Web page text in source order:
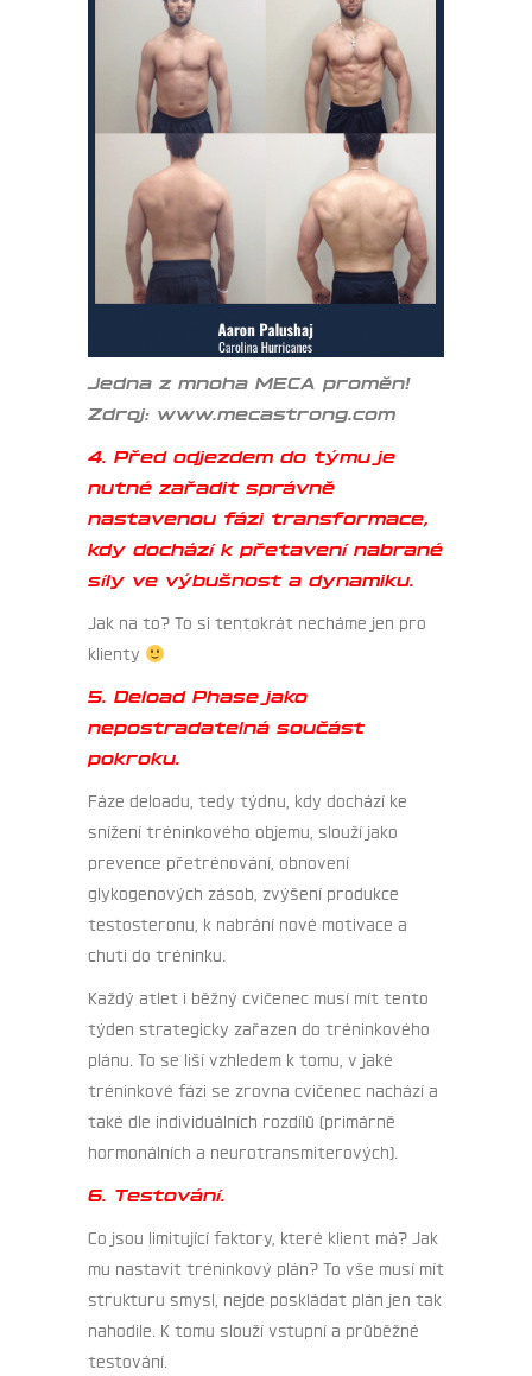
Jedna z mnoha MECA proměn!
Zdroj: www.mecastrong.com
4. Před odjezdem do týmu je
nutné zařadit správně
nastavenou fázi transformace,
kdy dochází k přetavení nabrané
síly ve výbušnost a dynamiku.
Jak na to? To si tentokrát necháme jen pro
klienty
5. Deload Phase jako
nepostradatelná součást
pokroku.
Fáze deloadu, tedy týdnu, kdy dochází ke
snížení tréninkového objemu, slouží jako
prevence přetrénování, obnovení
glykogenových zásob, zvýšení produkce
testosteronu, k nabrání nové motivace a
chuti do tréninku.
Každý atlet i běžný cvičenec musí mít tento
týden strategicky zařazen do tréninkového
plánu. To se liší vzhledem k tomu, v jaké
tréninkové fázi se zrovna cvičenec nachází a
také dle individuálních rozdílů (primárně
hormonálních a neurotransmiterových).
6. Testování.
Co jsou limitující faktory, které klient má? Jak
mu nastavit tréninkový plán? To vše musí mít
strukturu smysl, nejde poskládat plán jen tak
nahodile. K tomu slouží vstupní a průběžné
testování.